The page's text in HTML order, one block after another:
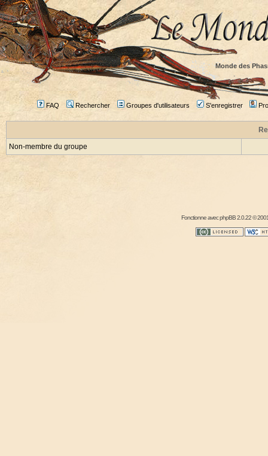
Monde des
FAQ Rechercher Groupes d'utilisateurs S'enregistrer
Non-membre du groupe
Fonctionne avecphpBB2.0.22 ©